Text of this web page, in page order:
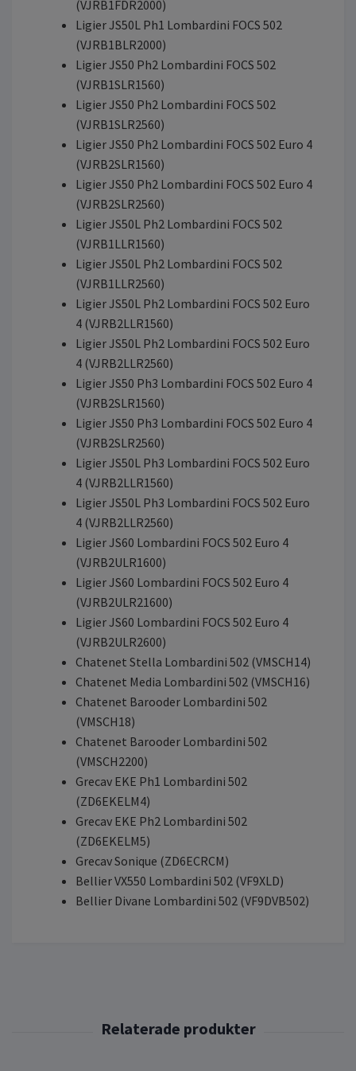
(VJRB1FDR2000)
Ligier JS50L Ph1 Lombardini FOCS 502
(VJRB1BLR2000)
Ligier JS50 Ph2 Lombardini FOCS 502
(VJRB1SLR1560)
Ligier JS50 Ph2 Lombardini FOCS 502
(VJRB1SLR2560)
Ligier JS50 Ph2 Lombardini FOCS 502 Euro 4
(VJRB2SLR1560)
Ligier JS50 Ph2 Lombardini FOCS 502 Euro 4
(VJRB2SLR2560)
Ligier JS50L Ph2 Lombardini FOCS 502
(VJRB1LLR1560)
Ligier JS50L Ph2 Lombardini FOCS 502
(VJRB1LLR2560)
Ligier JS50L Ph2 Lombardini FOCS 502 Euro
4 (VJRB2LLR1560)
Ligier JS50L Ph2 Lombardini FOCS 502 Euro
4 (VJRB2LLR2560)
Ligier JS50 Ph3 Lombardini FOCS 502 Euro 4
(VJRB2SLR1560)
Ligier JS50 Ph3 Lombardini FOCS 502 Euro 4
(VJRB2SLR2560)
Ligier JS50L Ph3 Lombardini FOCS 502 Euro
4 (VJRB2LLR1560)
Ligier JS50L Ph3 Lombardini FOCS 502 Euro
4 (VJRB2LLR2560)
Ligier JS60 Lombardini FOCS 502 Euro 4
(VJRB2ULR1600)
Ligier JS60 Lombardini FOCS 502 Euro 4
(VJRB2ULR21600)
Ligier JS60 Lombardini FOCS 502 Euro 4
(VJRB2ULR2600)
Chatenet Stella Lombardini 502 (VMSCH14)
Chatenet Media Lombardini 502 (VMSCH16)
Chatenet Barooder Lombardini 502
(VMSCH18)
Chatenet Barooder Lombardini 502
(VMSCH2200)
Grecav EKE Ph1 Lombardini 502
(ZD6EKELM4)
Grecav EKE Ph2 Lombardini 502
(ZD6EKELM5)
Grecav Sonique (ZD6ECRCM)
Bellier VX550 Lombardini 502 (VF9XLD)
Bellier Divane Lombardini 502 (VF9DVB502)